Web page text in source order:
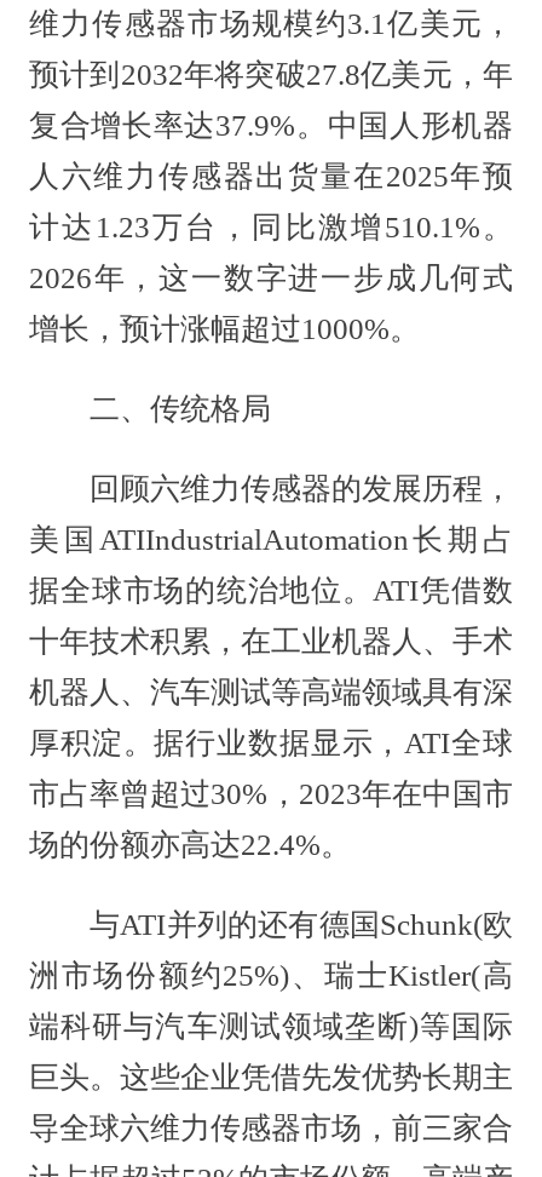
维力传感器市场规模约3.1亿美元，
预计到2032年将突破27.8亿美元，年
复合增长率达37.9%。中国人形机器
人六维力传感器出货量在2025年预
计达1.23万台，同比激增510.1%。
2026年，这一数字进一步成几何式
增长，预计涨幅超过1000%。
二、传统格局
回顾六维力传感器的发展历程，
美国ATIIndustrialAutomation长期占
据全球市场的统治地位。ATI凭借数
十年技术积累，在工业机器人、手术
机器人、汽车测试等高端领域具有深
厚积淀。据行业数据显示，ATI全球
市占率曾超过30%，2023年在中国市
场的份额亦高达22.4%。
与ATI并列的还有德国Schunk(欧
洲市场份额约25%)、瑞士Kistler(高
端科研与汽车测试领域垄断)等国际
巨头。这些企业凭借先发优势长期主
导全球六维力传感器市场，前三家合